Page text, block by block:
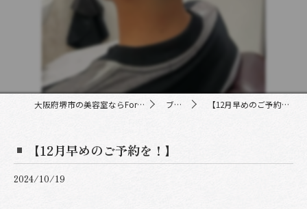
大阪府堺市の美容室ならFor-Relive ブログ 【12月早めのご予約を！】
【12月早めのご予約を！】
2024/10/19